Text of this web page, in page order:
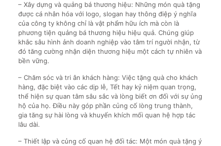
– Xây dựng và quảng bá thương hiệu: Những món quà tặng
được cá nhân hóa với logo, slogan hay thông điệp ý nghĩa
của công ty không chỉ là vật phẩm hữu ích mà còn là
phương tiện quảng bá thương hiệu hiệu quả. Chúng giúp
khắc sâu hình ảnh doanh nghiệp vào tâm trí người nhận, từ
đó tăng cường nhận diện thương hiệu một cách tự nhiên và
bền vững.
– Chăm sóc và tri ân khách hàng: Việc tặng quà cho khách
hàng, đặc biệt vào các dịp lễ, Tết hay kỷ niệm quan trọng,
thể hiện sự quan tâm sâu sắc và lòng biết ơn đối với sự ủng
hộ của họ. Điều này góp phần củng cố lòng trung thành,
gia tăng sự hài lòng và khuyến khích mối quan hệ hợp tác
lâu dài.
– Thiết lập và củng cố quan hệ đối tác: Một món quà tặng ý